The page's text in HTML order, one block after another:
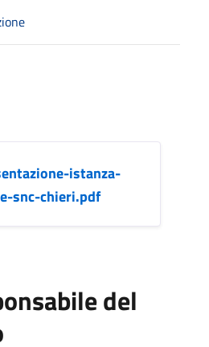
istanza-
snc-chieri.pdf
del